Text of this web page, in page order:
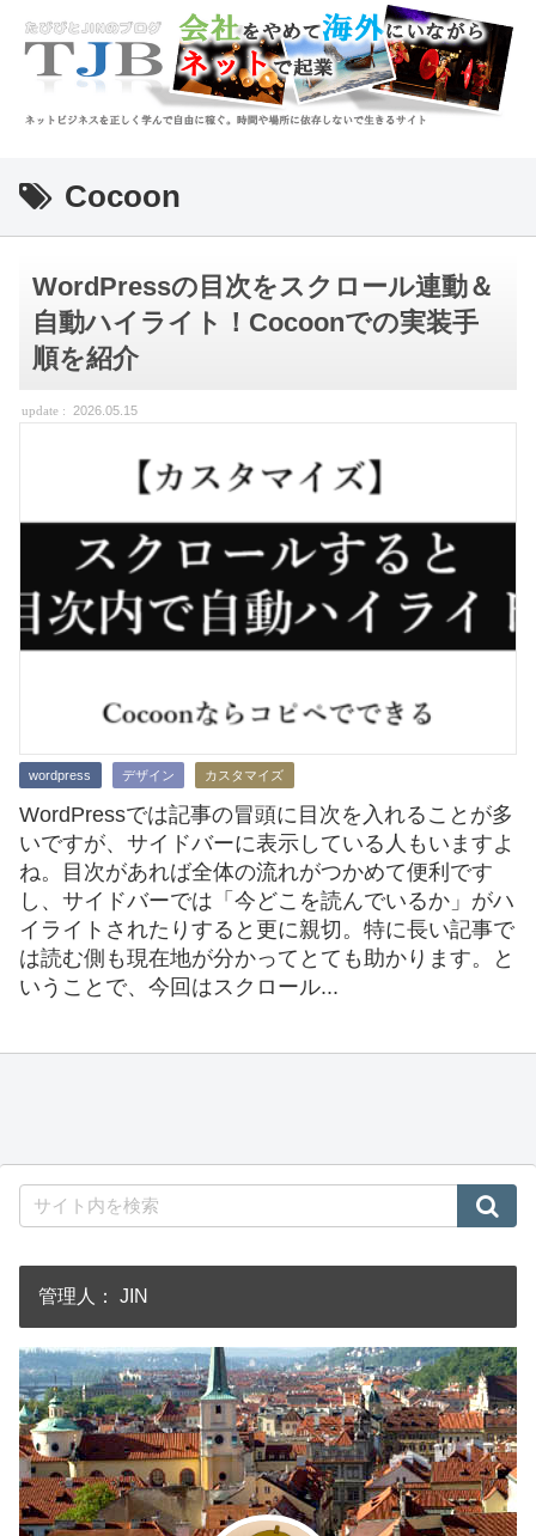
Cocoon
WordPressの目次をスクロール連動＆
自動ハイライト！Cocoonでの実装手
順を紹介
2026.05.15
wordpress デザイン カスタマイズ
WordPressでは記事の冒頭に目次を入れることが多
いですが、サイドバーに表示している人もいますよ
ね。目次があれば全体の流れがつかめて便利です
し、サイドバーでは「今どこを読んでいるか」がハ
イライトされたりすると更に親切。特に長い記事で
は読む側も現在地が分かってとても助かります。と
いうことで、今回はスクロール...
管理人： JIN